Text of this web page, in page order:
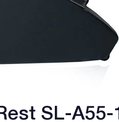
SL-A55-1